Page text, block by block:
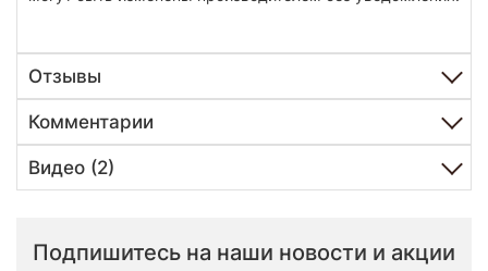
Отзывы
Комментарии
Видео (2)
Подпишитесь на наши новости и акции